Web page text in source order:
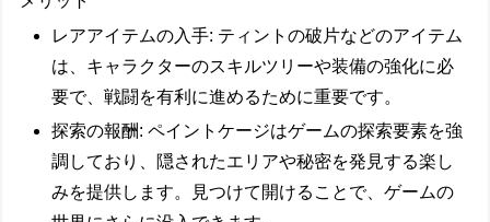
レアアイテムの入手: ティントの破片などのアイテム
は、キャラクターのスキルツリーや装備の強化に必
要で、戦闘を有利に進めるために重要です。
探索の報酬: ペイントケージはゲームの探索要素を強
調しており、隠されたエリアや秘密を発見する楽し
みを提供します。見つけて開けることで、ゲームの